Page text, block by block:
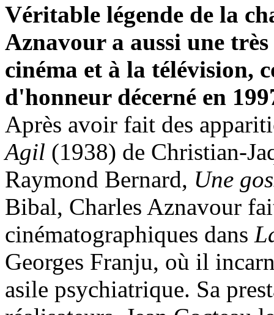
Véritable légende de la
Aznavour a aussi une
cinéma et à la télévision,
d'honneur décerné en
Après avoir fait des
Agil (1938) de Christian-
Raymond Bernard, Une
Bibal, Charles Aznavour
cinématographiques dans
Georges Franju, où il
asile psychiatrique. Sa